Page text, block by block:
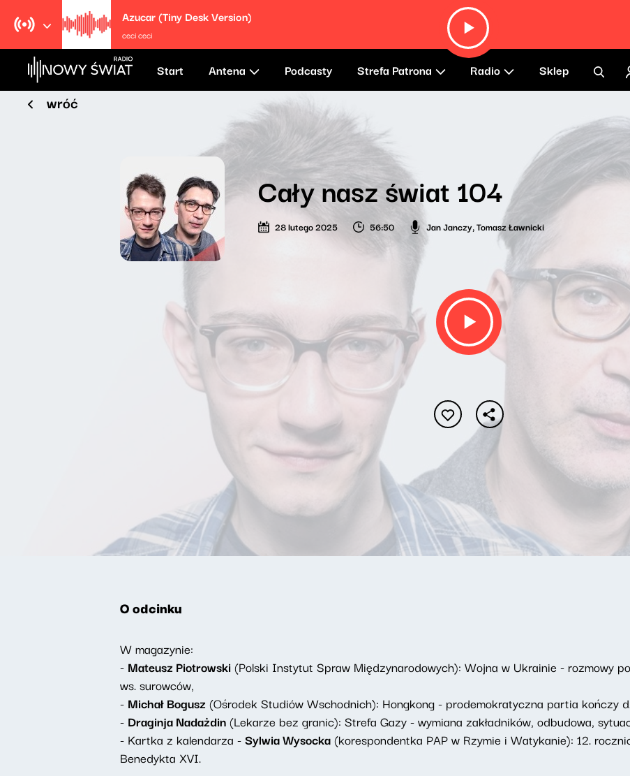
Azucar (Tiny Desk Version)
ceci ceci
Start Antena Podcasty Strefa Patrona Radio Sklep
wróć
Cały nasz świat 104
28 lutego 2025 56:50 Jan Janczy,Tomasz Ławnicki
O odcinku
W magazynie:
- Mateusz Piotrowski (Polski Instytut Spraw Międzynarodowych): Wojna w Ukrainie - rozmowy
ws. surowców,
- Michał Bogusz (Ośrodek Studiów Wschodnich): Hongkong - prodemokratyczna partia kończy
- Draginja Nadażdin(Lekarze bez granic): Strefa Gazy - wymiana zakładników, odbudowa,
- Kartka z kalendarza -Sylwia Wysocka(korespondentka PAP w Rzymie i Watykanie): 12.
Benedykta XVI.